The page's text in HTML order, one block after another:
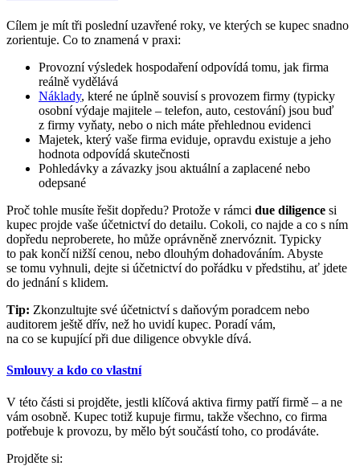
Cílem je mít tři poslední uzavřené roky, ve kterých se kupec snadno
zorientuje. Co to znamená v praxi:
Provozní výsledek hospodaření odpovídá tomu, jak firma
reálně vydělává
Náklady, které ne úplně souvisí s provozem firmy (typicky
osobní výdaje majitele – telefon, auto, cestování) jsou buď
z firmy vyňaty, nebo o nich máte přehlednou evidenci
Majetek, který vaše firma eviduje, opravdu existuje a jeho
hodnota odpovídá skutečnosti
Pohledávky a závazky jsou aktuální a zaplacené nebo
odepsané
Proč tohle musíte řešit dopředu? Protože v rámci due diligence si
kupec projde vaše účetnictví do detailu. Cokoli, co najde a co s ním
dopředu neproberete, ho může oprávněně znervóznit. Typicky
to pak končí nižší cenou, nebo dlouhým dohadováním. Abyste
se tomu vyhnuli, dejte si účetnictví do pořádku v předstihu, ať jdete
do jednání s klidem.
Tip: Zkonzultujte své účetnictví s daňovým poradcem nebo
auditorem ještě dřív, než ho uvidí kupec. Poradí vám,
na co se kupující při due diligence obvykle dívá.
Smlouvy a kdo co vlastní
V této části si projděte, jestli klíčová aktiva firmy patří firmě – a ne
vám osobně. Kupec totiž kupuje firmu, takže všechno, co firma
potřebuje k provozu, by mělo být součástí toho, co prodáváte.
Projděte si: